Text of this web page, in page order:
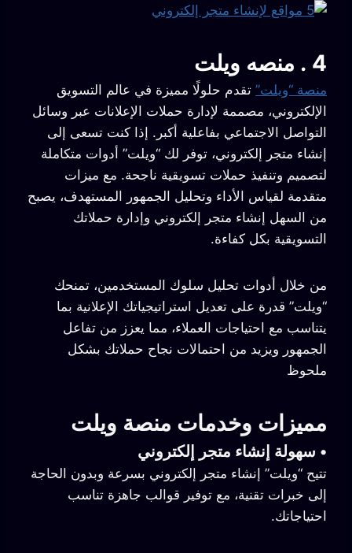
4 . منصه ويلت
منصة “ويلت” تقدم حلولًا مميزة في عالم التسويق
الإلكتروني، مصممة لإدارة حملات الإعلانات عبر وسائل
التواصل الاجتماعي بفاعلية أكبر. إذا كنت تسعى إلى
إنشاء متجر إلكتروني، توفر لك “ويلت” أدوات متكاملة
لتصميم وتنفيذ حملات تسويقية ناجحة. مع ميزات
متقدمة لقياس الأداء وتحليل الجمهور المستهدف، يصبح
من السهل إنشاء متجر إلكتروني وإدارة حملاتك
التسويقية بكل كفاءة.
من خلال أدوات تحليل سلوك المستخدمين، تمنحك
“ويلت” قدرة على تعديل استراتيجياتك الإعلانية بما
يتناسب مع احتياجات العملاء، مما يعزز من تفاعل
الجمهور ويزيد من احتمالات نجاح حملاتك بشكل
ملحوظ
مميزات وخدمات منصة ويلت
• سهولة إنشاء متجر إلكتروني
تتيح “ويلت” إنشاء متجر إلكتروني بسرعة وبدون الحاجة
إلى خبرات تقنية، مع توفير قوالب جاهزة تناسب
احتياجاتك.